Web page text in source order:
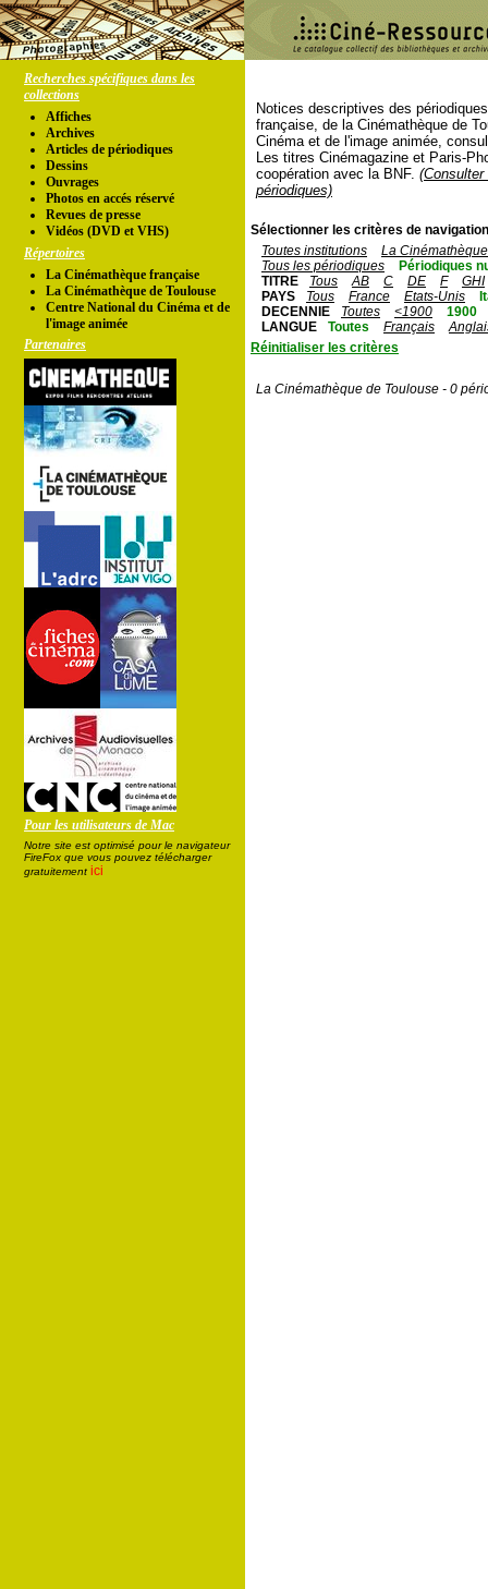
Recherches spécifiques dans les
collections
Affiches
Archives
Articles de périodiques
Dessins
Ouvrages
Photos en accés réservé
Revues de presse
Vidéos (DVD et VHS)
Répertoires
La Cinémathèque française
La Cinémathèque de Toulouse
Centre National du Cinéma et de
l'image animée
Partenaires
Pour les utilisateurs de Mac
Notre site est optimisé pour le navigateur
FireFox que vous pouvez télécharger
gratuitement ici
Notices descriptives des
française, de la Cinémathèque de
Cinéma et de l'image animée,
Les titres Cinémagazine et Paris-
coopération avec la BNF.
périodiques)
Sélectionner les critères de
Toutes institutions
La
Tous les périodiques
Périodiques
TITRE
Tous AB C DE F
GHI
PAYS
Tous France Etats-Unis
DECENNIE
Toutes <1900
1900
LANGUE
Toutes Français
Réinitialiser les critères
La Cinémathèque de Toulouse - 0